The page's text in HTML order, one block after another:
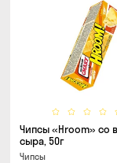
Чипсы «Hroom» со
сыра, 50г
Чипсы